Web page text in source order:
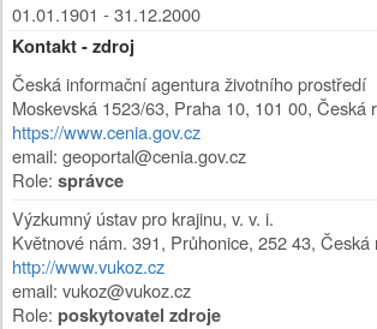
01.01.1901 - 31.12.2000
Kontakt - zdroj
Česká informační agentura životního prostředí
Moskevská 1523/63, Praha 10, 101 00, Česká
https://www.cenia.gov.cz
email: geoportal@cenia.gov.cz
Role: správce
Výzkumný ústav pro krajinu, v. v. i.
Květnové nám. 391, Průhonice, 252 43, Česká
http://www.vukoz.cz
email: vukoz@vukoz.cz
Role: poskytovatel zdroje